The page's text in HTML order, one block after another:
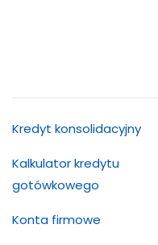
Kredyt konsolidacyjny
Kalkulator kredytu
gotówkowego
Konta firmowe